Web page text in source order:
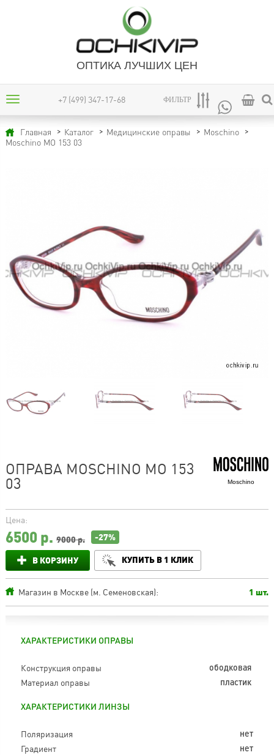
ОПТИКА ЛУЧШИХ ЦЕН
+7 (499) 347-17-68 ФИЛЬТР
Главная Каталог Медицинские оправы
Moschino
Moschino MO 153 03
Moschino
ОПРАВА MOSCHINO MO 153
03
Цена:
6500р. 9000 р. -27%
В КОРЗИНУ КУПИТЬ В 1 КЛИК
Магазин в Москве (м. Семеновская): 1 шт.
ХАРАКТЕРИСТИКИ ОПРАВЫ
Конструкция оправы ободковая
Материал оправы пластик
ХАРАКТЕРИСТИКИ ЛИНЗЫ
Поляризация нет
Градиент нет